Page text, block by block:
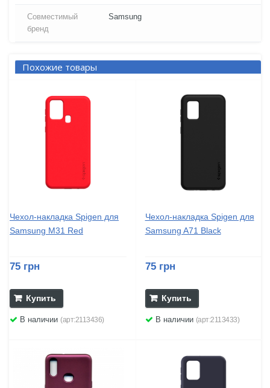
Совместимый
бренд
Samsung
Похожие товары
Чехол-накладка Spigen для
Samsung M31 Red
75 грн
Купить
В наличии (арт:2113436)
Чехол-накладка Spigen для
Samsung A71 Black
75 грн
Купить
В наличии (арт:2113433)